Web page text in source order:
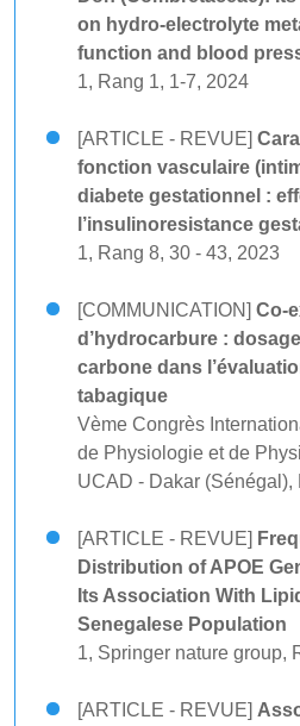
on hydro-electrolyte
function and blood
1, Rang 1, 1-7, 2024
[ARTICLE - REVUE]
fonction vasculaire
diabete gestationnel :
l’insulinoresistance
1, Rang 8, 30 - 43, 2023
[COMMUNICATION] Co-
d’hydrocarbure :
carbone dans
tabagique
Vème Congrès
de Physiologie et de
UCAD - Dakar (Sénégal),
[ARTICLE - REVUE]
Distribution of APOE
Its Association With
Senegalese Population
1, Springer nature group,
[ARTICLE - REVUE]